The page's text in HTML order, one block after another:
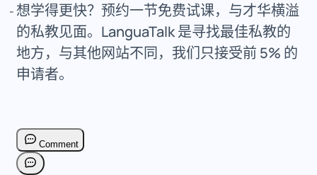
想学得更快？预约一节免费试课，与才华横溢
的私教见面。LanguaTalk 是寻找最佳私教的
地方，与其他网站不同，我们只接受前 5% 的
申请者。